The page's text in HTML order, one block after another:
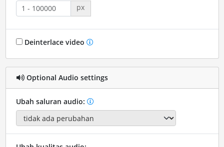
px
Deinterlace video
Optional Audio settings
Ubah saluran audio: